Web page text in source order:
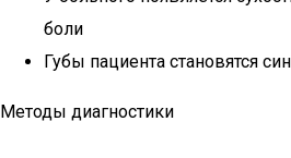
боли
Губы пациента становятся
Методы диагностики